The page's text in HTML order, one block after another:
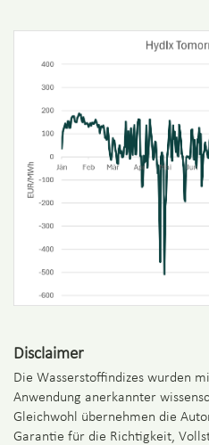
Disclaimer
Die Wasserstoffindizes wurden
Anwendung anerkannter
Gleichwohl übernehmen die
Garantie für die Richtigkeit,